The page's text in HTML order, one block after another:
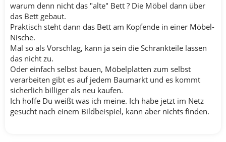
warum denn nicht das "alte" Bett ? Die Möbel dann über
das Bett gebaut.
Praktisch steht dann das Bett am Kopfende in einer Möbel-
Nische.
Mal so als Vorschlag, kann ja sein die Schrankteile lassen
das nicht zu.
Oder einfach selbst bauen, Möbelplatten zum selbst
verarbeiten gibt es auf jedem Baumarkt und es kommt
sicherlich billiger als neu kaufen.
Ich hoffe Du weißt was ich meine. Ich habe jetzt im Netz
gesucht nach einem Bildbeispiel, kann aber nichts finden.